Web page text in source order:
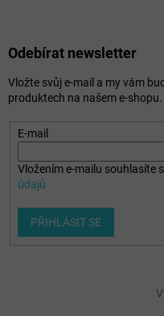
Odebírat newsletter
Vložte svůj e-mail a my vám
produktech na našem e-shopu.
E-mail
Vložením e-mailu souhlasíte s
údajů
PŘIHLÁSIT SE